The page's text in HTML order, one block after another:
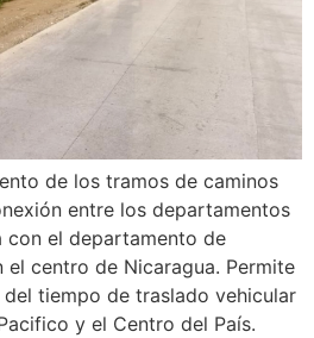
de los tramos de caminos
entre los departamentos
con el departamento de
el centro de Nicaragua. Permite
tiempo de traslado vehicular
y el Centro del País.